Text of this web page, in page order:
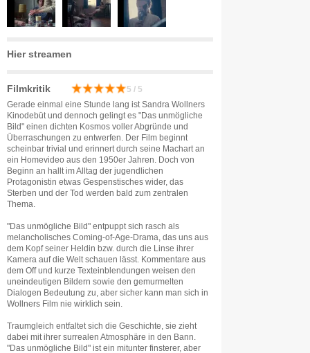
Hier streamen
Filmkritik 5 / 5
Gerade einmal eine Stunde lang ist Sandra Wollners
Kinodebüt und dennoch gelingt es "Das unmögliche
Bild" einen dichten Kosmos voller Abgründe und
Überraschungen zu entwerfen. Der Film beginnt
scheinbar trivial und erinnert durch seine Machart an
ein Homevideo aus den 1950er Jahren. Doch von
Beginn an hallt im Alltag der jugendlichen
Protagonistin etwas Gespenstisches wider, das
Sterben und der Tod werden bald zum zentralen
Thema.
"Das unmögliche Bild" entpuppt sich rasch als
melancholisches Coming-of-Age-Drama, das uns aus
dem Kopf seiner Heldin bzw. durch die Linse ihrer
Kamera auf die Welt schauen lässt. Kommentare aus
dem Off und kurze Texteinblendungen weisen den
uneindeutigen Bildern sowie den gemurmelten
Dialogen Bedeutung zu, aber sicher kann man sich in
Wollners Film nie wirklich sein.
Traumgleich entfaltet sich die Geschichte, sie zieht
dabei mit ihrer surrealen Atmosphäre in den Bann.
"Das unmögliche Bild" ist ein mitunter finsterer, aber